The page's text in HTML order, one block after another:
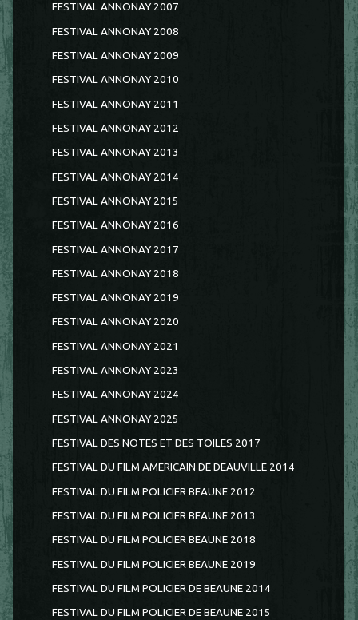
FESTIVAL ANNONAY 2007
FESTIVAL ANNONAY 2008
FESTIVAL ANNONAY 2009
FESTIVAL ANNONAY 2010
FESTIVAL ANNONAY 2011
FESTIVAL ANNONAY 2012
FESTIVAL ANNONAY 2013
FESTIVAL ANNONAY 2014
FESTIVAL ANNONAY 2015
FESTIVAL ANNONAY 2016
FESTIVAL ANNONAY 2017
FESTIVAL ANNONAY 2018
FESTIVAL ANNONAY 2019
FESTIVAL ANNONAY 2020
FESTIVAL ANNONAY 2021
FESTIVAL ANNONAY 2023
FESTIVAL ANNONAY 2024
FESTIVAL ANNONAY 2025
FESTIVAL DES NOTES ET DES TOILES 2017
FESTIVAL DU FILM AMERICAIN DE DEAUVILLE 2014
FESTIVAL DU FILM POLICIER BEAUNE 2012
FESTIVAL DU FILM POLICIER BEAUNE 2013
FESTIVAL DU FILM POLICIER BEAUNE 2018
FESTIVAL DU FILM POLICIER BEAUNE 2019
FESTIVAL DU FILM POLICIER DE BEAUNE 2014
FESTIVAL DU FILM POLICIER DE BEAUNE 2015